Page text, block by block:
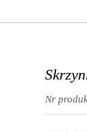
Nr